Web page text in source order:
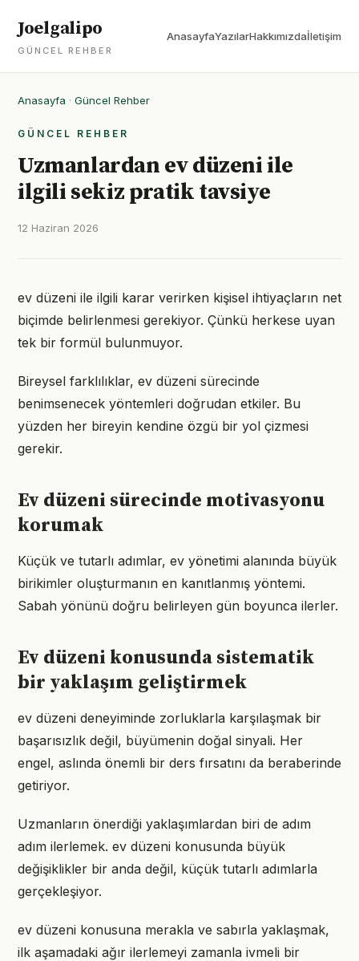
Joelgalipo
GÜNCEL REHBER
AnasayfaYazılarHakkımızdaİletişim
Anasayfa · Güncel Rehber
GÜNCEL REHBER
Uzmanlardan ev düzeni ile
ilgili sekiz pratik tavsiye
12 Haziran 2026
ev düzeni ile ilgili karar verirken kişisel ihtiyaçların net
biçimde belirlenmesi gerekiyor. Çünkü herkese uyan
tek bir formül bulunmuyor.
Bireysel farklılıklar, ev düzeni sürecinde
benimsenecek yöntemleri doğrudan etkiler. Bu
yüzden her bireyin kendine özgü bir yol çizmesi
gerekir.
Ev düzeni sürecinde motivasyonu
korumak
Küçük ve tutarlı adımlar, ev yönetimi alanında büyük
birikimler oluşturmanın en kanıtlanmış yöntemi.
Sabah yönünü doğru belirleyen gün boyunca ilerler.
Ev düzeni konusunda sistematik
bir yaklaşım geliştirmek
ev düzeni deneyiminde zorluklarla karşılaşmak bir
başarısızlık değil, büyümenin doğal sinyali. Her
engel, aslında önemli bir ders fırsatını da beraberinde
getiriyor.
Uzmanların önerdiği yaklaşımlardan biri de adım
adım ilerlemek. ev düzeni konusunda büyük
değişiklikler bir anda değil, küçük tutarlı adımlarla
gerçekleşiyor.
ev düzeni konusuna merakla ve sabırla yaklaşmak,
ilk aşamadaki ağır ilerlemeyi zamanla ivmeli bir